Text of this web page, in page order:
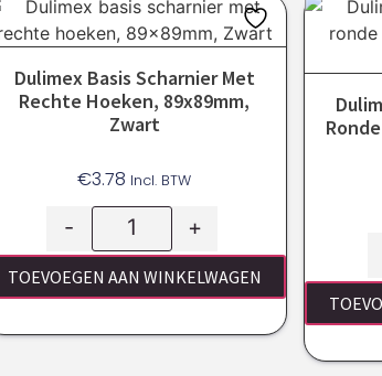
Dulimex Basis Scharnier Met
Rechte Hoeken, 89x89mm,
Zwart
€3.78 Incl. BTW
- +
TOEVOEGEN AAN WINKELWAGEN